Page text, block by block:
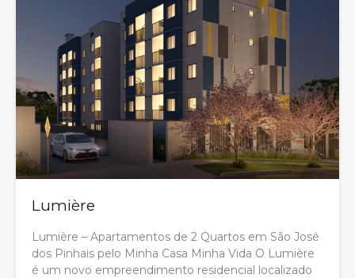
Lumière
Lumière – Apartamentos de 2 Quartos em São José
dos Pinhais pelo Minha Casa Minha Vida O Lumière
é um novo empreendimento residencial localizado